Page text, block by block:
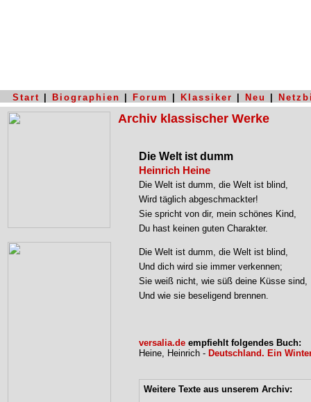
Start Biographien Forum Klassiker Neu
Archiv klassischer Werke
Die Welt ist dumm
Heinrich Heine
Die Welt ist dumm, die Welt ist blind,
Wird täglich abgeschmackter!
Sie spricht von dir, mein schönes Kind,
Du hast keinen guten Charakter.
Die Welt ist dumm, die Welt ist blind,
Und dich wird sie immer verkennen;
Sie weiß nicht, wie süß deine Küsse sind,
Und wie sie beseligend brennen.
versalia.de empfiehlt folgendes Buch:
Heine, Heinrich - Deutschland. Ein
Weitere Texte aus unserem Archiv: